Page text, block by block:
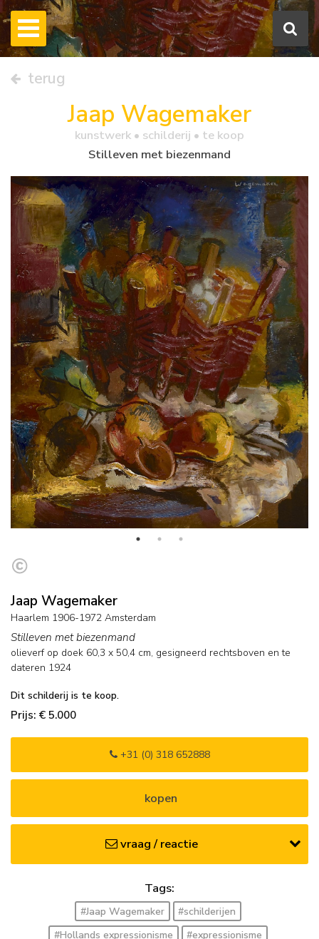
terug
Jaap Wagemaker
kunstwerk • schilderij • te koop
Stilleven met biezenmand
Jaap Wagemaker
Haarlem 1906-1972 Amsterdam
Stilleven met biezenmand
olieverf op doek 60,3 x 50,4 cm, gesigneerd rechtsboven ente
dateren 1924
Dit schilderij is te koop.
Prijs: € 5.000
+31 (0) 318 652888
kopen
vraag / reactie
Tags:
#Jaap Wagemaker
#schilderijen
#Hollands expressionisme
#expressionisme